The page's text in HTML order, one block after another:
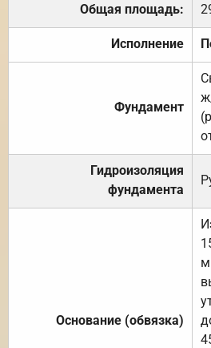
Общая площадь:
Исполнение
Фундамент
Гидроизоляция
фундамента
Основание (обвязка)